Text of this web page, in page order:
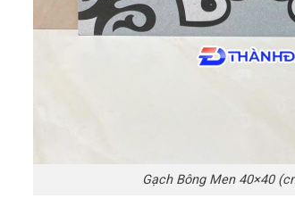
Gạch Bông Men 40×40